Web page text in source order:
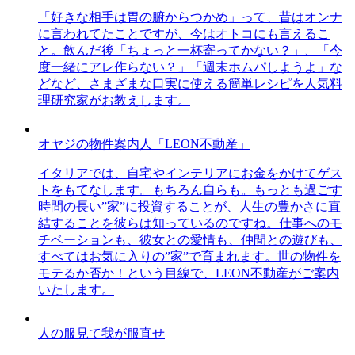
「好きな相手は胃の腑からつかめ」って、昔はオンナ
に言われてたことですが、今はオトコにも言えるこ
と。飲んだ後「ちょっと一杯寄ってかない？」、「今
度一緒にアレ作らない？」「週末ホムパしようよ」な
どなど、さまざまな口実に使える簡単レシピを人気料
理研究家がお教えします。
オヤジの物件案内人「LEON不動産」
イタリアでは、自宅やインテリアにお金をかけてゲス
トをもてなします。もちろん自らも。もっとも過ごす
時間の長い”家”に投資することが、人生の豊かさに直
結することを彼らは知っているのですね。仕事へのモ
チベーションも、彼女との愛情も、仲間との遊びも、
すべてはお気に入りの”家”で育まれます。世の物件を
モテるか否か！という目線で、LEON不動産がご案内
いたします。
人の服見て我が服直せ